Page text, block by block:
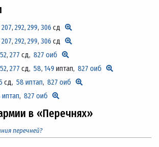
207,292,299,306 сд
207,292,299,306 сд
,277 сд,827 оиб
,277 сд,58,149 иптап,827 оиб
сд,58 иптап,827 оиб
иптап,827 оиб
в «Перечнях»
перечней?